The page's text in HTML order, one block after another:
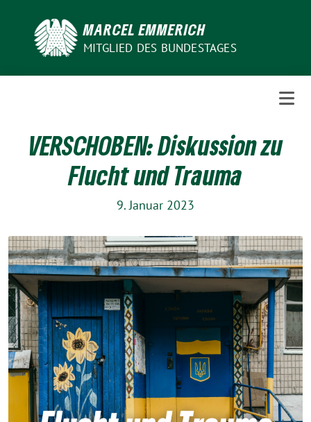
MARCEL EMMERICH
MITGLIED DES BUNDESTAGES
VERSCHOBEN: Diskussion zu
Flucht und Trauma
9. Januar 2023